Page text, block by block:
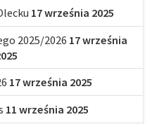
17 września 2025
2025/2026 17 września
17 września 2025
11 września 2025